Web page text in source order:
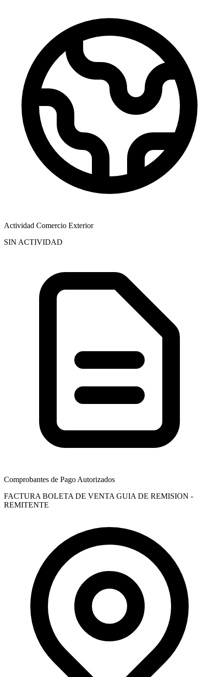
Actividad Comercio Exterior
SIN ACTIVIDAD
Comprobantes de Pago Autorizados
FACTURA BOLETA DE VENTA GUIA DE REMISION -
REMITENTE